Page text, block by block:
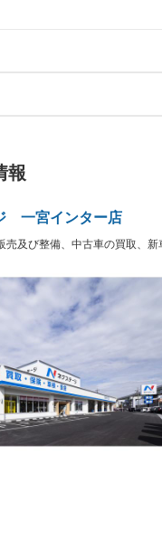
運転席/助手席
シストコントロール
－ 100V電源
CDまたはCDチェンジャー／ミ
続可
ウォッシャ
－ 革シート
ランプ － HID(キセノ
－ エアロ
タイヤ － パワーシート
シート チップアッ
ター － ウォークス
ラ － シートエア
－ エアサスペ
報
一宮インター店
売及び整備、中古車の買取、